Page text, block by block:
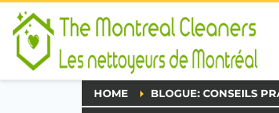
HOME BLOGUE: CONSEILS